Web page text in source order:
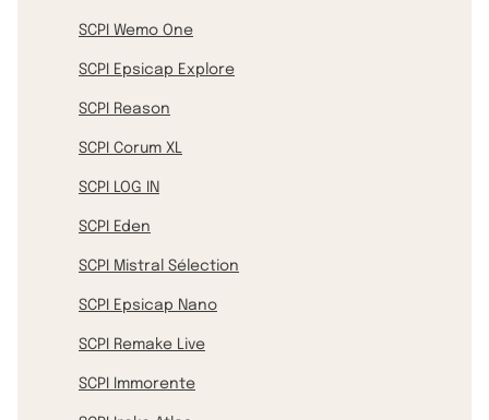
SCPI Wemo One
SCPI Epsicap Explore
SCPI Reason
SCPI Corum XL
SCPI LOG IN
SCPI Eden
SCPI Mistral Sélection
SCPI Epsicap Nano
SCPI Remake Live
SCPI Immorente